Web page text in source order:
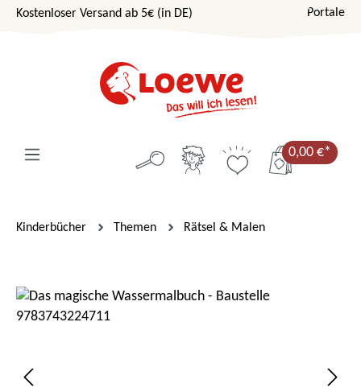
Zum Hauptinhalt springen
Kostenloser Versand ab 5€ (in DE) Portale
0,00 €*
Kinderbücher Themen Rätsel & Malen
Bildergalerie überspringen